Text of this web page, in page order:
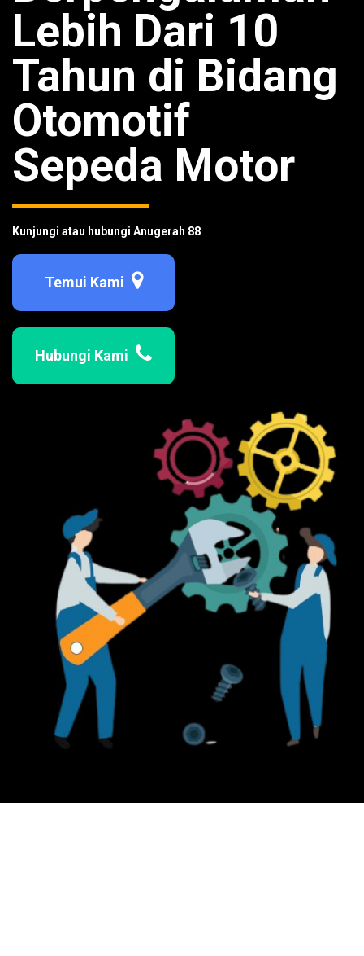
Lebih Dari 10
Tahun di Bidang
Otomotif
Sepeda Motor
Kunjungi atau hubungi Anugerah 88
Temui Kami
Hubungi Kami